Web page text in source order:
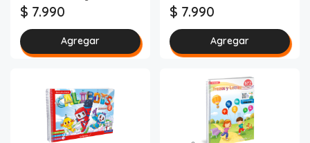
$ 7.990
Agregar
$ 7.990
Agregar